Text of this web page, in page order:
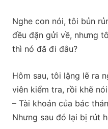
Nghe con nói, tôi bủn
đều đặn gửi về, nhưng
thì nó đã đi đâu?
Hôm sau, tôi lặng lẽ ra
viên kiểm tra, rồi khẽ
– Tài khoản của bác
Nhưng sau đó lại bị rút